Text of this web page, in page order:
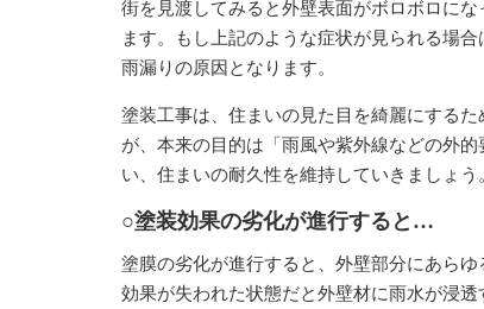
街を見渡してみると外壁表面がボロボロに
ます。もし上記のような症状が見られる場
雨漏りの原因となります。
塗装工事は、住まいの見た目を綺麗にする
が、本来の目的は「雨風や紫外線などの外
い、住まいの耐久性を維持していきましょう
○塗装効果の劣化が進行すると…
塗膜の劣化が進行すると、外壁部分にあら
効果が失われた状態だと外壁材に雨水が浸